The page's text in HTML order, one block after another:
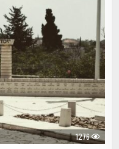
1276